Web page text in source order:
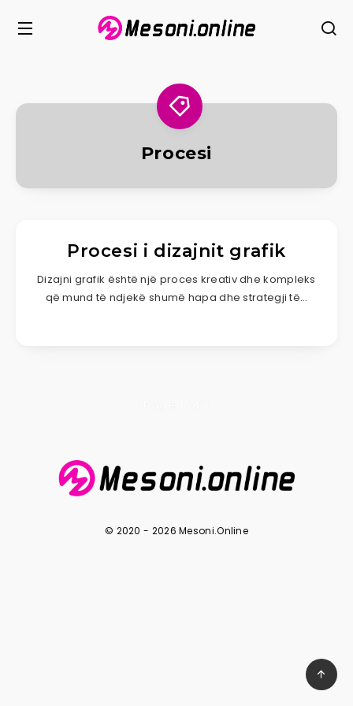
Procesi
Procesi i dizajnit grafik
Dizajni grafik është një proces kreativ dhe kompleks
që mund të ndjekë shumë hapa dhe strategji të…
© 2020 - 2026 Mesoni.Online